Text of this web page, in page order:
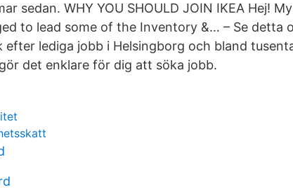
sedan. WHY YOU SHOULD JOIN IKEA Hej!
to lead some of the Inventory &… – Se detta
efter lediga jobb i Helsingborg och bland
det enklare för dig att söka jobb.